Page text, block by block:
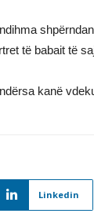
të babait të
kanë
Linkedin